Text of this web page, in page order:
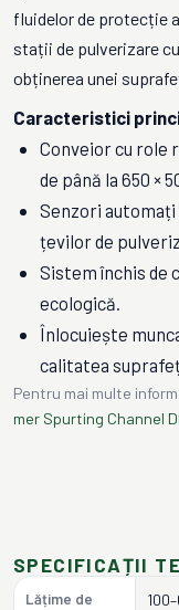
fluidelor de protecție
stații de pulverizare
obținerea unei
Caracteristici
Conveior cu role
de până la 650 ×
Senzori
țevilor de
Sistem închis de
ecologică.
Înlocuiește
calitatea
Pentru mai multe
mer Spurting Channel
SPECIFICAȚII
Lățime de